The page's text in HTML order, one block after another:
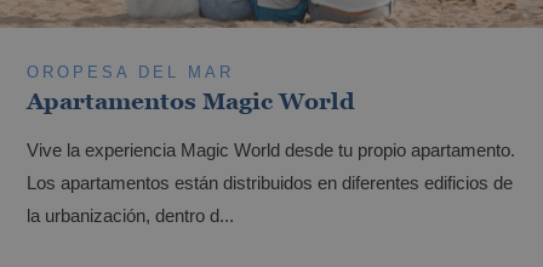
Los mejores hoteles para ciclistas en
Benidorm y la Costa Blanca
OROPESA DEL MAR
Apartamentos Magic World
Vive la experiencia Magic World desde tu propio apartamento.
Los apartamentos están distribuidos en diferentes edificios de
la urbanización, dentro d...